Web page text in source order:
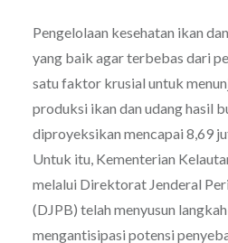
Pengelolaan kesehatan ikan
yang baik agar terbebas dari
satu faktor krusial untuk
produksi ikan dan udang hasil
diproyeksikan mencapai 8,69
Untuk itu, Kementerian
melalui Direktorat Jenderal
(DJPB) telah menyusun
mengantisipasi potensi